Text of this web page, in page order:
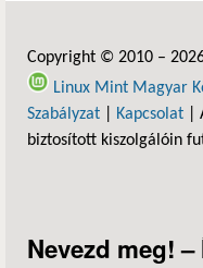
Copyright © 2010 –
Linux Mint Magyar
Szabályzat
Kapcsolat |
biztosított kiszolgálóin
Nevezd meg!